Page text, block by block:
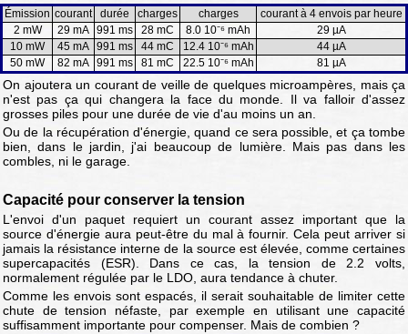
Émission courant durée charges charges
courant à 4 envois par heure
2 mW
29 mA 991 ms 28 mC 8.0 10⁻⁶ mAh
29 µA
10 mW
45 mA 991 ms 44 mC 12.4 10⁻⁶ mAh
44 µA
50 mW
82 mA 991 ms 81 mC 22.5 10⁻⁶ mAh 81 µA
On ajoutera un courant de veille de quelques microampères, mais ça
n'est pas ça qui changera la face du monde. Il va falloir d'assez
grosses piles pour une durée de vie d'au moins un an.
Ou de la récupération d'énergie, quand ce sera possible, et ça tombe
bien, dans le jardin, j'ai beaucoup de lumière. Mais pas dans les
combles, ni le garage.
Capacité pour conserver la tension
L'envoi d'un paquet requiert un courant assez important que la
source d'énergie aura peut-être du mal à fournir. Cela peut arriver si
jamais la résistance interne de la source est élevée, comme certaines
supercapacités (ESR). Dans ce cas, la tension de 2.2 volts,
normalement régulée par le LDO, aura tendance à chuter.
Comme les envois sont espacés, il serait souhaitable de limiter cette
chute de tension néfaste, par exemple en utilisant une capacité
suffisamment importante pour compenser. Mais de combien ?